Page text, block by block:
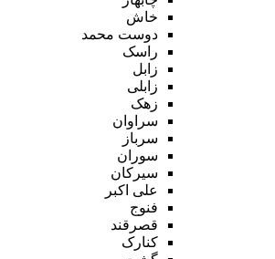
خاش
دوست محمد
راسک
زابل
زابلی
زهک
سراوان
سرباز
سوران
سیرکان
علی اکبر
فنوج
قصرقند
کنارک